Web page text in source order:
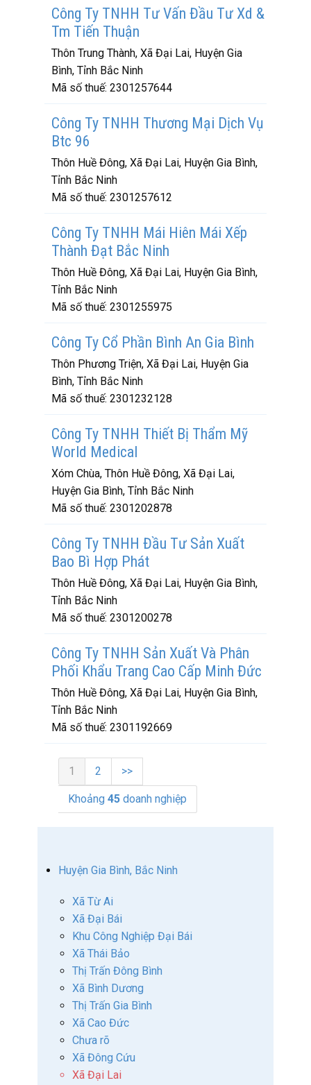
Công Ty TNHH Tư Vấn Đầu Tư Xd &
Tm Tiến Thuận
Thôn Trung Thành, Xã Đại Lai, Huyện Gia
Bình, Tỉnh Bắc Ninh
Mã số thuế: 2301257644
Công Ty TNHH Thương Mại Dịch Vụ
Btc 96
Thôn Huề Đông, Xã Đại Lai, Huyện Gia Bình,
Tỉnh Bắc Ninh
Mã số thuế: 2301257612
Công Ty TNHH Mái Hiên Mái Xếp
Thành Đạt Bắc Ninh
Thôn Huề Đông, Xã Đại Lai, Huyện Gia Bình,
Tỉnh Bắc Ninh
Mã số thuế: 2301255975
Công Ty Cổ Phần Bình An Gia Bình
Thôn Phương Triện, Xã Đại Lai, Huyện Gia
Bình, Tỉnh Bắc Ninh
Mã số thuế: 2301232128
Công Ty TNHH Thiết Bị Thẩm Mỹ
World Medical
Xóm Chùa, Thôn Huề Đông, Xã Đại Lai,
Huyện Gia Bình, Tỉnh Bắc Ninh
Mã số thuế: 2301202878
Công Ty TNHH Đầu Tư Sản Xuất
Bao Bì Hợp Phát
Thôn Huề Đông, Xã Đại Lai, Huyện Gia Bình,
Tỉnh Bắc Ninh
Mã số thuế: 2301200278
Công Ty TNHH Sản Xuất Và Phân
Phối Khẩu Trang Cao Cấp Minh Đức
Thôn Huề Đông, Xã Đại Lai, Huyện Gia Bình,
Tỉnh Bắc Ninh
Mã số thuế: 2301192669
1 2 >>
Khoảng 45 doanh nghiệp
Huyện Gia Bình, Bắc Ninh
Xã Từ Ai
Xã Đại Bái
Khu Công Nghiệp Đại Bái
Xã Thái Bảo
Thị Trấn Đông Bình
Xã Bình Dương
Thị Trấn Gia Bình
Xã Cao Đức
Chưa rõ
Xã Đông Cứu
Xã Đại Lai